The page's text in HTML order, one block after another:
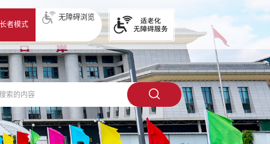
长者模式
无障碍浏览